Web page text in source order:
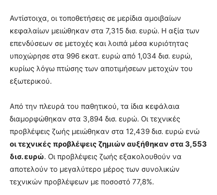
Αντίστοιχα, οι τοποθετήσεις σε μερίδια αμοιβαίων
κεφαλαίων μειώθηκαν στα 7,315 δισ. ευρώ. Η αξία των
επενδύσεων σε μετοχές και λοιπά μέσα κυριότητας
υποχώρησε στα 996 εκατ. ευρώ από 1,034 δισ. ευρώ,
κυρίως λόγω πτώσης των αποτιμήσεων μετοχών του
εξωτερικού.
Από την πλευρά του παθητικού, τα ίδια κεφάλαια
διαμορφώθηκαν στα 3,894 δισ. ευρώ. Οι τεχνικές
προβλέψεις ζωής μειώθηκαν στα 12,439 δισ. ευρώ ενώ
οι τεχνικές προβλέψεις ζημιών αυξήθηκαν στα 3,553
δισ. ευρώ. Οι προβλέψεις ζωής εξακολουθούν να
αποτελούν το μεγαλύτερο μέρος των συνολικών
τεχνικών προβλέψεων με ποσοστό 77,8%.